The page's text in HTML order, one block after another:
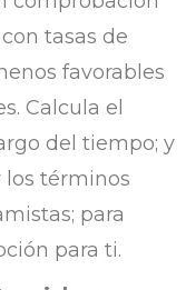
tasas de
favorables
Calcula el
del tiempo; y
los términos
para
para ti.